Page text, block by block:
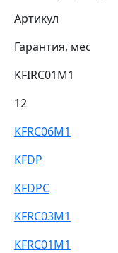
Артикул
Гарантия, мес
KFIRC01M1
12
KFRC06M1
KFDP
KFDPC
KFRC03M1
KFRC01M1